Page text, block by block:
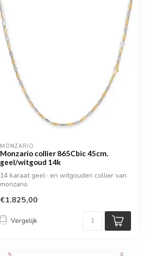
MONZARIO
Monzario collier 865Cbic 45cm.
geel/witgoud 14k
14 karaat geel- en witgouden collier van
monzario
€1.825,00
Vergelijk